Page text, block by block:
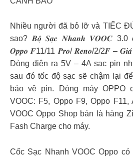
Nhiều người đã bỏ lỡ và TIẾC
sao? 𝑩𝒐̣̂ 𝑺𝒂̣𝒄 𝑵𝒉𝒂𝒏𝒉 𝑽𝑶𝑶𝑪 3.0
𝑶𝒑𝒑𝒐 𝑭11/11 𝑷𝒓𝒐/ 𝑹𝒆𝒏𝒐/2/2𝑭 –
Dòng điện ra 5V – 4A sạc pin
sau đó tốc độ sạc sẽ chậm lại
bảo vệ pin. Dòng máy OPPO
VOOC: F5, Oppo F9, Oppo
VOOC Oppo Shop bán là hàng
Fash Charge cho máy.
Cốc Sạc Nhanh VOOC Oppo